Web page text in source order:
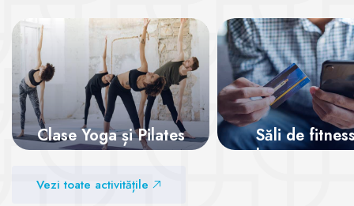
Clase Yoga și Pilates
Vezi sălile
Săli de
abonamente
Vezi toate activitățile